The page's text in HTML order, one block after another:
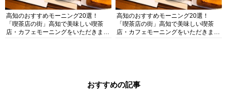
高知のおすすめモーニング20選！
「喫茶店の街」高知で美味しい喫茶
店・カフェモーニングをいただきま
高知のおすすめモーニング20選！
「喫茶店の街」高知で美味しい喫茶
店・カフェモーニングをいただきま
おすすめの記事